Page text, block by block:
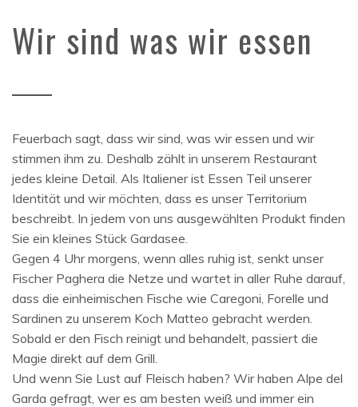
Wir sind was wir essen
Feuerbach sagt, dass wir sind, was wir essen und wir
stimmen ihm zu. Deshalb zählt in unserem Restaurant
jedes kleine Detail. Als Italiener ist Essen Teil unserer
Identität und wir möchten, dass es unser Territorium
beschreibt. In jedem von uns ausgewählten Produkt finden
Sie ein kleines Stück Gardasee.
Gegen 4 Uhr morgens, wenn alles ruhig ist, senkt unser
Fischer Paghera die Netze und wartet in aller Ruhe darauf,
dass die einheimischen Fische wie Caregoni, Forelle und
Sardinen zu unserem Koch Matteo gebracht werden.
Sobald er den Fisch reinigt und behandelt, passiert die
Magie direkt auf dem Grill.
Und wenn Sie Lust auf Fleisch haben? Wir haben Alpe del
Garda gefragt, wer es am besten weiß und immer ein